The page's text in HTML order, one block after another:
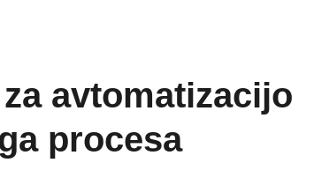
avtomatizacijo
procesa